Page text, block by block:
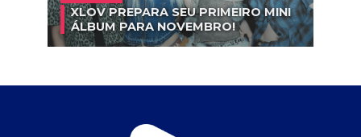
XLOV PREPARA SEU PRIMEIRO MINI
ÁLBUM PARA NOVEMBRO!